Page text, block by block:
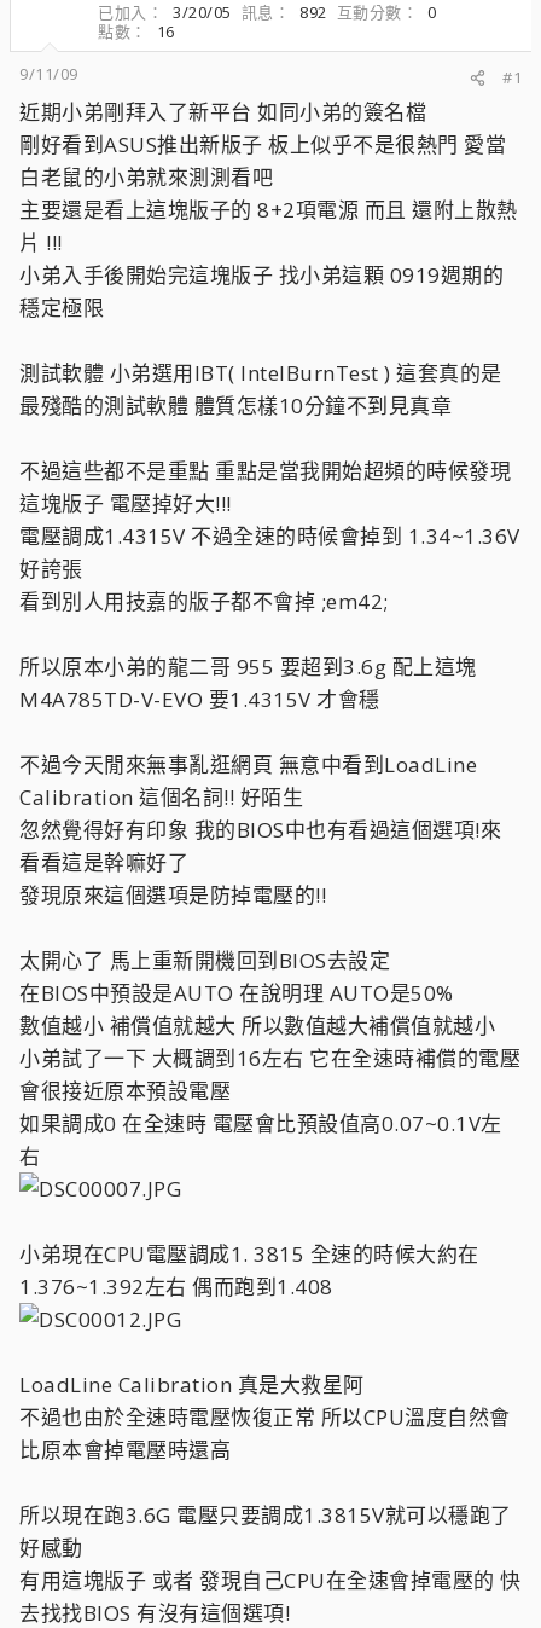
已加入
3/20/05 訊息 892 互動分數
0
點數
16
9/11/09
#1
近期小弟剛拜入了新平台 如同小弟的簽名檔
剛好看到ASUS推出新版子 板上似乎不是很熱門 愛當
白老鼠的小弟就來測測看吧
主要還是看上這塊版子的 8+2項電源 而且 還附上散熱
片 !!!
小弟入手後開始完這塊版子 找小弟這顆 0919週期的
穩定極限
測試軟體 小弟選用IBT( IntelBurnTest ) 這套真的是
最殘酷的測試軟體 體質怎樣10分鐘不到見真章
不過這些都不是重點 重點是當我開始超頻的時候發現
這塊版子 電壓掉好大!!!
電壓調成1.4315V 不過全速的時候會掉到 1.34~1.36V
好誇張
看到別人用技嘉的版子都不會掉 ;em42;
所以原本小弟的龍二哥 955 要超到3.6g 配上這塊
M4A785TD-V-EVO 要1.4315V 才會穩
不過今天閒來無事亂逛網頁 無意中看到LoadLine
Calibration 這個名詞!! 好陌生
忽然覺得好有印象 我的BIOS中也有看過這個選項!來
看看這是幹嘛好了
發現原來這個選項是防掉電壓的!!
太開心了 馬上重新開機回到BIOS去設定
在BIOS中預設是AUTO 在說明理 AUTO是50%
數值越小 補償值就越大 所以數值越大補償值就越小
小弟試了一下 大概調到16左右 它在全速時補償的電壓
會很接近原本預設電壓
如果調成0 在全速時 電壓會比預設值高0.07~0.1V左
右
小弟現在CPU電壓調成1. 3815 全速的時候大約在
1.376~1.392左右 偶而跑到1.408
LoadLine Calibration 真是大救星阿
不過也由於全速時電壓恢復正常 所以CPU溫度自然會
比原本會掉電壓時還高
所以現在跑3.6G 電壓只要調成1.3815V就可以穩跑了
好感動
有用這塊版子 或者 發現自己CPU在全速會掉電壓的 快
去找找BIOS 有沒有這個選項!